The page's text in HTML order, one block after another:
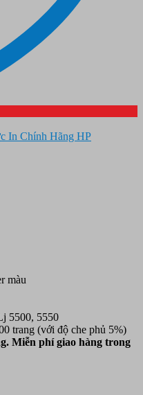
In Chính Hãng HP
màu
5500, 5550
trang (với độ che phủ 5%)
Miễn phí giao hàng trong